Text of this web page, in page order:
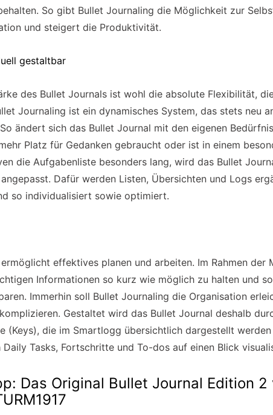
So gibt Bullet Journaling die Möglichkeit zur
und steigert die Produktivität.
gestaltbar
des Bullet Journals ist wohl die absolute Flexibilität,
Journaling ist ein dynamisches System, das stets neu
ändert sich das Bullet Journal mit den eigenen
Platz für Gedanken gebraucht oder ist in einem
die Aufgabenliste besonders lang, wird das Bullet
Dafür werden Listen, Übersichten und Logs
so individualisiert sowie optimiert.
effektives planen und arbeiten. Im Rahmen der
Informationen so kurz wie möglich zu halten und
Immerhin soll Bullet Journaling die Organisation
Gestaltet wird das Bullet Journal deshalb
(Keys), die im Smartlogg übersichtlich dargestellt werden
Daily Tasks, Fortschritte und To-dos auf einen Blick
Das Original Bullet Journal Edition 2